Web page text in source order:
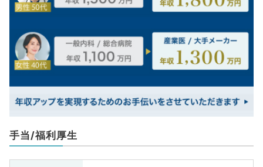
手当/福利厚生